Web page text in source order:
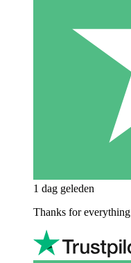
1 dag geleden
Thanks for everything